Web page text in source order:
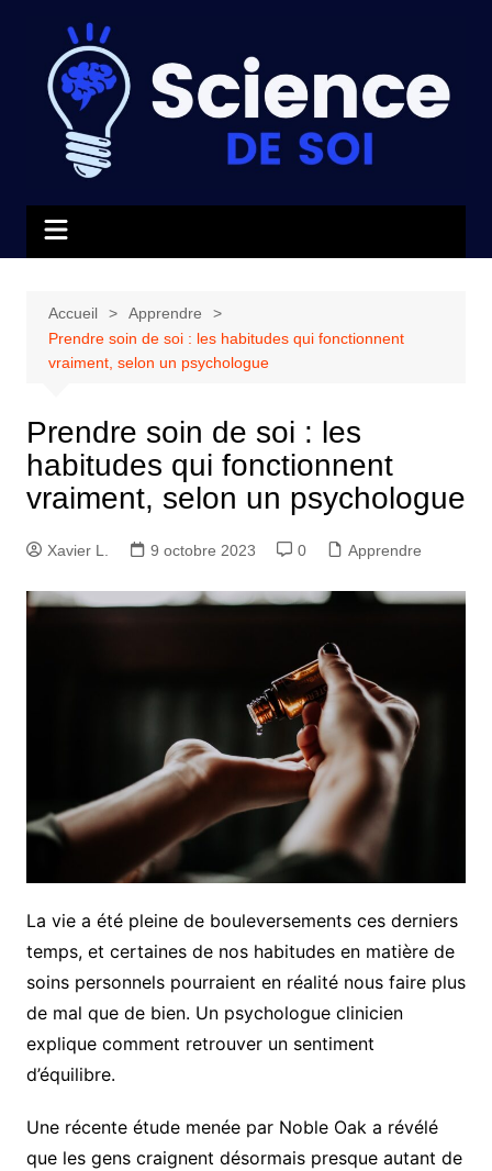
contenu
Accueil
Apprendre
Prendre soin de soi : les habitudes qui fonctionnent
vraiment, selon un psychologue
Prendre soin de soi : les
habitudes qui fonctionnent
vraiment, selon un psychologue
Xavier L. 9 octobre 2023 0 Apprendre
La vie a été pleine de bouleversements ces derniers
temps, et certaines de nos habitudes en matière de
soins personnels pourraient en réalité nous faire plus
de mal que de bien. Un psychologue clinicien
explique comment retrouver un sentiment
d’équilibre.
Une récente étude menée par Noble Oak a révélé
que les gens craignent désormais presque autant de